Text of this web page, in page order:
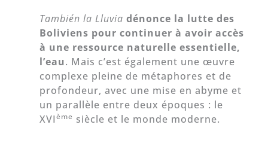
También la Lluvia dénonce la lutte des
Boliviens pour continuer à avoir accès
à une ressource naturelle essentielle,
l’eau. Mais c’est également une œuvre
complexe pleine de métaphores et de
profondeur, avec une mise en abyme et
un parallèle entre deux époques : le
XVIème siècle et le monde moderne.